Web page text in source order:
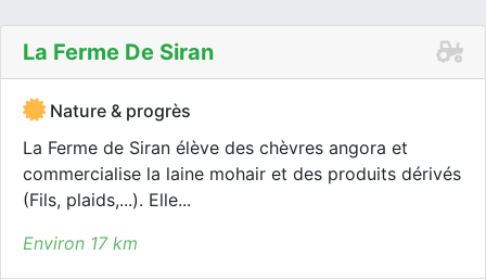
La Ferme De Siran
Nature & progrès
La Ferme de Siran élève des chèvres angora et
commercialise la laine mohair et des produits dérivés
(Fils, plaids,...). Elle...
Environ 17 km